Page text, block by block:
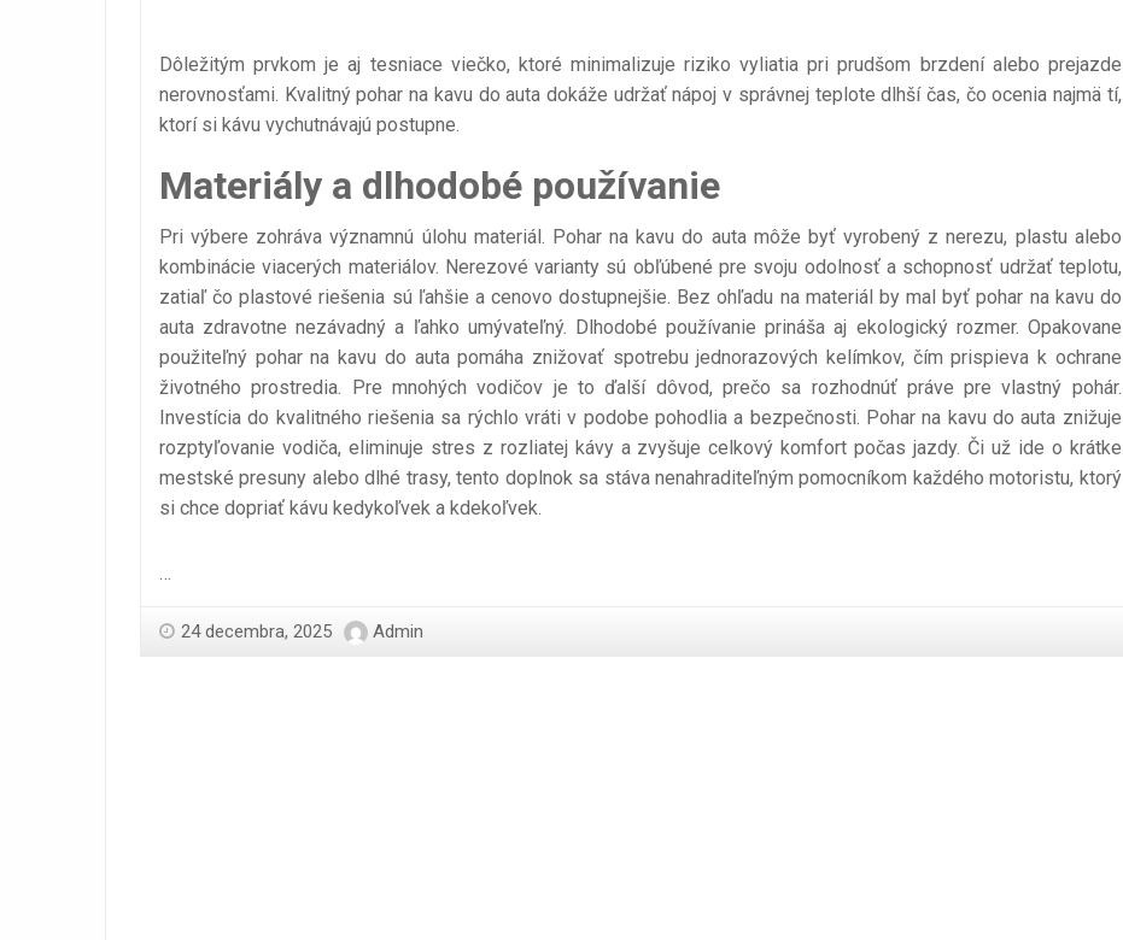
Dôležitým prvkom je aj tesniace viečko, ktoré minimalizuje riziko vyliatia pri prudšom brzdení alebo prejazde
nerovnosťami. Kvalitný pohar na kavu do auta dokáže udržať nápoj v správnej teplote dlhší čas, čo ocenia najmä tí,
ktorí si kávu vychutnávajú postupne.
Materiály a dlhodobé používanie
Pri výbere zohráva významnú úlohu materiál. Pohar na kavu do auta môže byť vyrobený z nerezu, plastu alebo
kombinácie viacerých materiálov. Nerezové varianty sú obľúbené pre svoju odolnosť a schopnosť udržať teplotu,
zatiaľ čo plastové riešenia sú ľahšie a cenovo dostupnejšie. Bez ohľadu na materiál by mal byť pohar na kavu do
auta zdravotne nezávadný a ľahko umývateľný. Dlhodobé používanie prináša aj ekologický rozmer. Opakovane
použiteľný pohar na kavu do auta pomáha znižovať spotrebu jednorazových kelímkov, čím prispieva k ochrane
životného prostredia. Pre mnohých vodičov je to ďalší dôvod, prečo sa rozhodnúť práve pre vlastný pohár.
Investícia do kvalitného riešenia sa rýchlo vráti v podobe pohodlia a bezpečnosti. Pohar na kavu do auta znižuje
rozptyľovanie vodiča, eliminuje stres z rozliatej kávy a zvyšuje celkový komfort počas jazdy. Či už ide o krátke
mestské presuny alebo dlhé trasy, tento doplnok sa stáva nenahraditeľným pomocníkom každého motoristu, ktorý
si chce dopriať kávu kedykoľvek a kdekoľvek.
24 decembra, 2025 Admin